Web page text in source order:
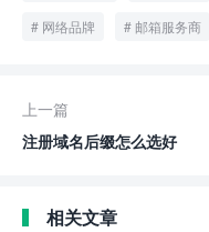
网络品牌 邮箱服务商
上一篇
注册域名后缀怎么选好
相关文章